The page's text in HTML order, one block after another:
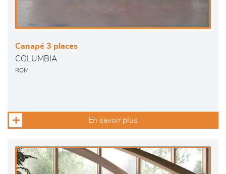
Canapé 3 places
COLUMBIA
ROM
En savoir plus